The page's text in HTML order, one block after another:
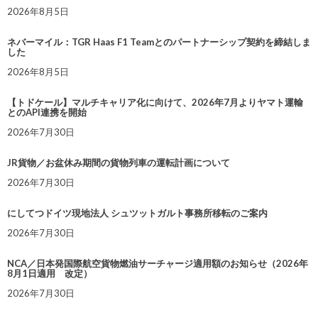
2026年8月5日
ネバーマイル：TGR Haas F1 Teamとのパートナーシップ契約を締結しま
した
2026年8月5日
【トドケール】マルチキャリア化に向けて、2026年7月よりヤマト運輸
とのAPI連携を開始
2026年7月30日
JR貨物／お盆休み期間の貨物列車の運転計画について
2026年7月30日
にしてつドイツ現地法人 シュツットガルト事務所移転のご案内
2026年7月30日
NCA／日本発国際航空貨物燃油サーチャージ適用額のお知らせ（2026年
8月1日適用 改定）
2026年7月30日